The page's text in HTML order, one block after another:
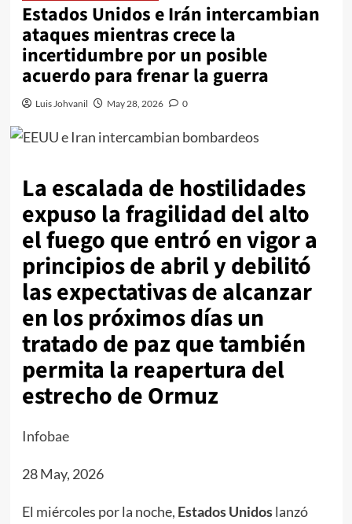
Estados Unidos e Irán intercambian
ataques mientras crece la
incertidumbre por un posible
acuerdo para frenar la guerra
Luis Johvanil May 28, 2026 0
La escalada de hostilidades
expuso la fragilidad del alto
el fuego que entró en vigor a
principios de abril y debilitó
las expectativas de alcanzar
en los próximos días un
tratado de paz que también
permita la reapertura del
estrecho de Ormuz
Infobae
28 May, 2026
El miércoles por la noche, Estados Unidoslanzó